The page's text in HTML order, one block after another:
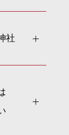
社